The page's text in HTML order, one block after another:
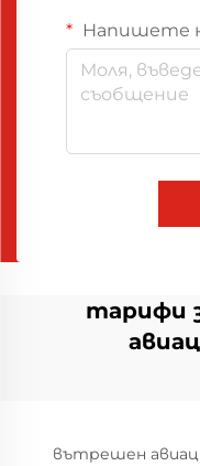
Напишете
тарифи
вътрешен